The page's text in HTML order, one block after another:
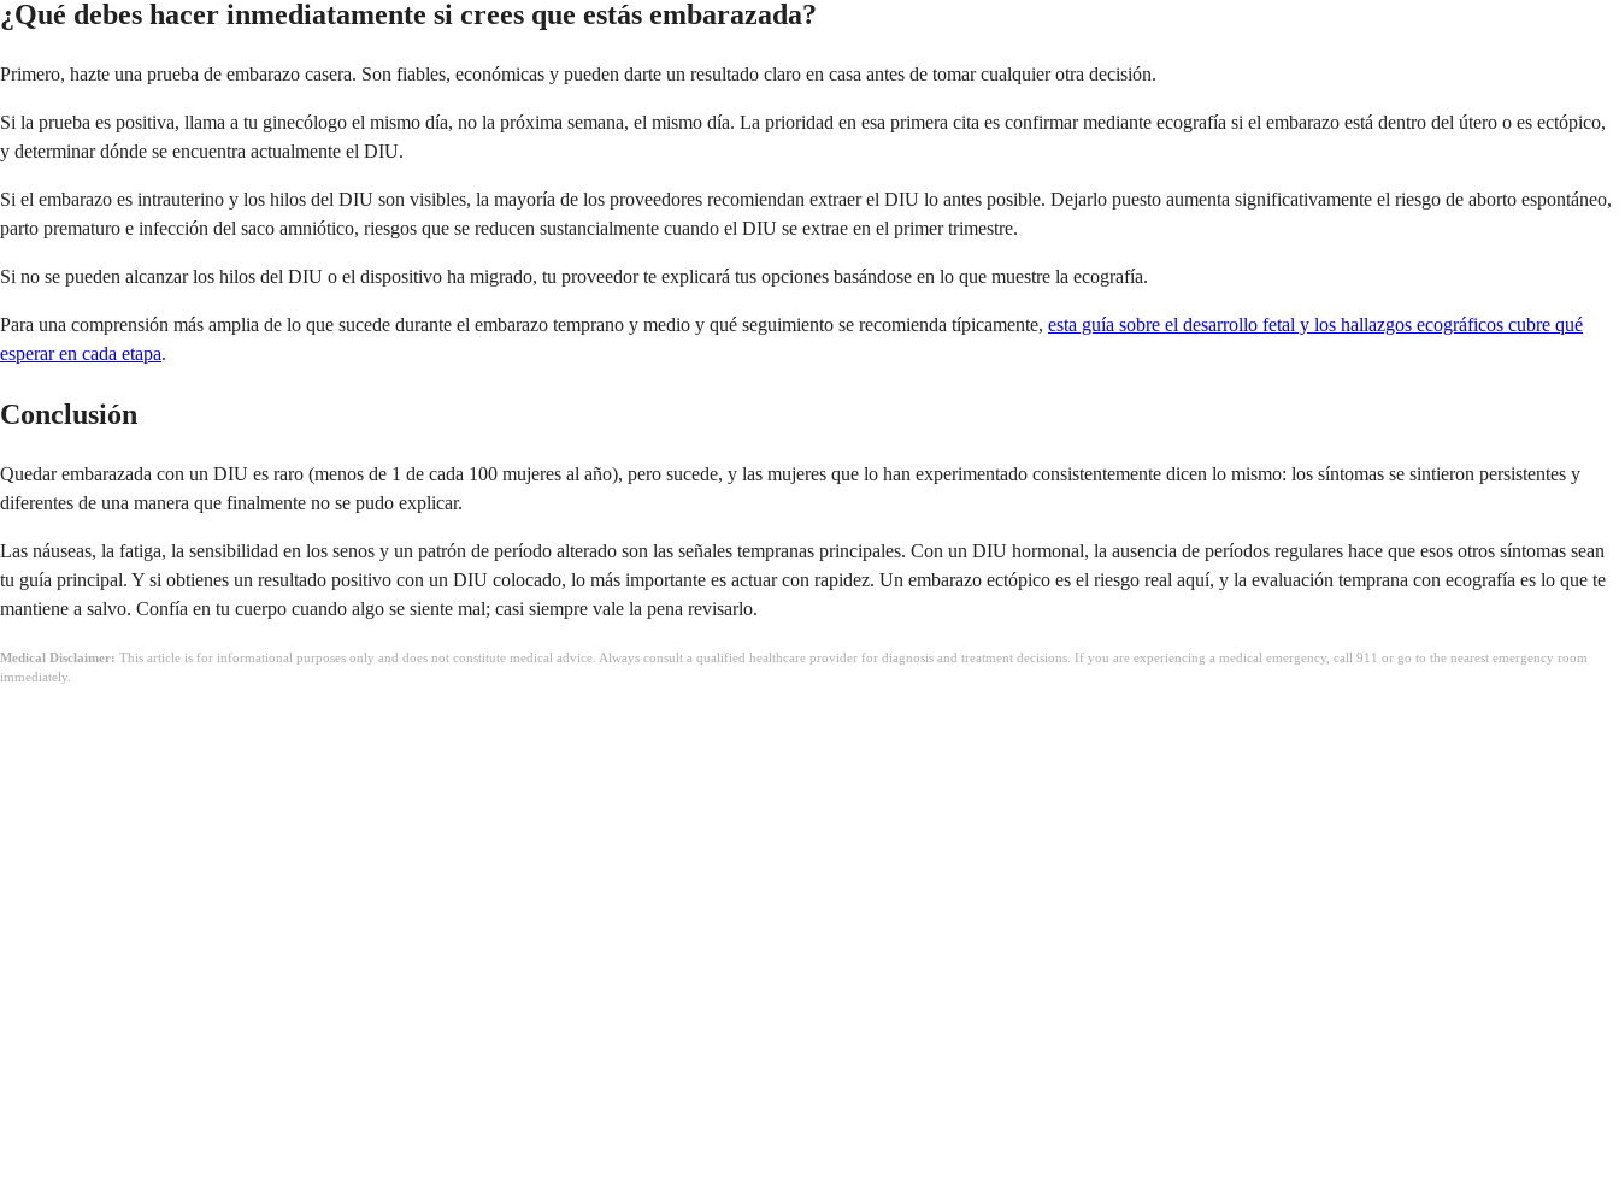
¿Qué debes hacer inmediatamente si crees que estás embarazada?
Primero, hazte una prueba de embarazo casera. Son fiables, económicas y pueden darte un resultado claro en casa antes de tomar cualquier otra decisión.
Si la prueba es positiva, llama a tu ginecólogo el mismo día, no la próxima semana, el mismo día. La prioridad en esa primera cita es confirmar mediante ecografía si el embarazo está dentro del útero o es ectópico,
y determinar dónde se encuentra actualmente el DIU.
Si el embarazo es intrauterino y los hilos del DIU son visibles, la mayoría de los proveedores recomiendan extraer el DIU lo antes posible. Dejarlo puesto aumenta significativamente el riesgo de aborto espontáneo,
parto prematuro e infección del saco amniótico, riesgos que se reducen sustancialmente cuando el DIU se extrae en el primer trimestre.
Si no se pueden alcanzar los hilos del DIU o el dispositivo ha migrado, tu proveedor te explicará tus opciones basándose en lo que muestre la ecografía.
Para una comprensión más amplia de lo que sucede durante el embarazo temprano y medio y qué seguimiento se recomienda típicamente, esta guía sobre el desarrollo fetal y los hallazgos ecográficos cubre qué
esperar en cada etapa.
Conclusión
Quedar embarazada con un DIU es raro (menos de 1 de cada 100 mujeres al año), pero sucede, y las mujeres que lo han experimentado consistentemente dicen lo mismo: los síntomas se sintieron persistentes y
diferentes de una manera que finalmente no se pudo explicar.
Las náuseas, la fatiga, la sensibilidad en los senos y un patrón de período alterado son las señales tempranas principales. Con un DIU hormonal, la ausencia de períodos regulares hace que esos otros síntomas sean
tu guía principal. Y si obtienes un resultado positivo con un DIU colocado, lo más importante es actuar con rapidez. Un embarazo ectópico es el riesgo real aquí, y la evaluación temprana con ecografía es lo que te
mantiene a salvo. Confía en tu cuerpo cuando algo se siente mal; casi siempre vale la pena revisarlo.
Medical Disclaimer: This article is for informational purposes only and does not constitute medical advice. Always consult a qualified healthcare provider for diagnosis and treatment decisions. If you are experiencing a medical emergency, call 911 or go to the nearest emergency room
immediately.